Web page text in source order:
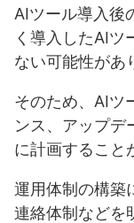
AIツール導入後
く導入したAIツ
ない可能性があ
そのため、AIツ
ンス、アップデ
に計画すること
運用体制の構築
連絡体制などを